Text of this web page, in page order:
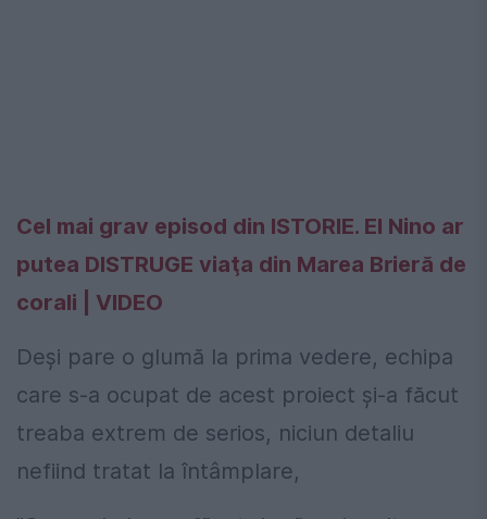
Cel mai grav episod din ISTORIE. El Nino ar
putea DISTRUGE viaţa din Marea Brieră de
corali | VIDEO
Deși pare o glumă la prima vedere, echipa
care s-a ocupat de acest proiect și-a făcut
treaba extrem de serios, niciun detaliu
nefiind tratat la întâmplare,